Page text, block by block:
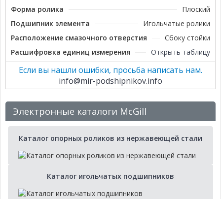
Форма ролика
Плоский
Подшипник элемента
Игольчатые ролики
Расположение смазочного отверстия
Сбоку стойки
Расшифровка единиц измерения
Открыть таблицу
Если вы нашли ошибки, просьба написать нам.
info@mir-podshipnikov.info
Электронные каталоги McGill
Каталог опорных роликов из нержавеющей стали
Каталог игольчатых подшипников